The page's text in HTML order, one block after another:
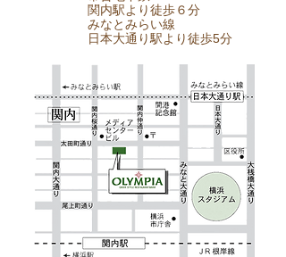
関内駅より徒歩６分
みなとみらい線
日本大通り駅より徒歩5分